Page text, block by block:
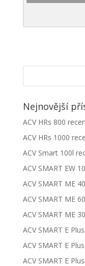
Nejnovější
ACV HRs 800
ACV HRs 1000
ACV Smart 100l
ACV SMART EW
ACV SMART ME
ACV SMART ME
ACV SMART ME
ACV SMART E
ACV SMART E
ACV SMART E